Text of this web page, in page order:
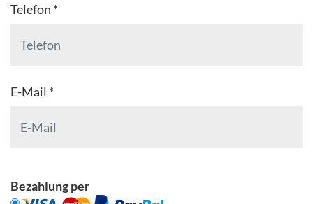
Telefon *
E-Mail *
Bezahlung per